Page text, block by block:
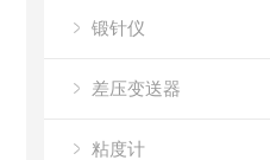
锻针仪
差压变送器
粘度计